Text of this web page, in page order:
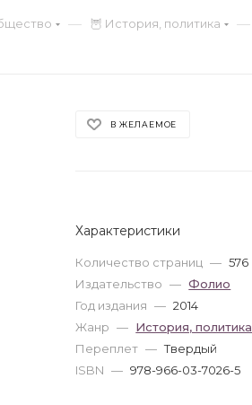
— 🦉 История, политика —
В ЖЕЛАЕМОЕ
Характеристики
Количество страниц — 576
Издательство — Фолио
Год издания — 2014
Жанр — История, политика
Переплет — Твердый
ISBN — 978-966-03-7026-5